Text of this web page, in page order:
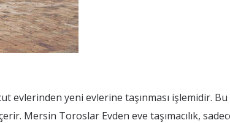
yeni evlerine taşınması işlemidir. Bu
Mersin Toroslar Evden eve taşımacılık,